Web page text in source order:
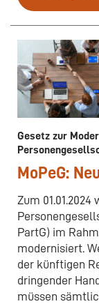
Gesetz zur
MoPeG:
Zum
PartG) im
modernisiert.
der künftigen
dringender
müssen